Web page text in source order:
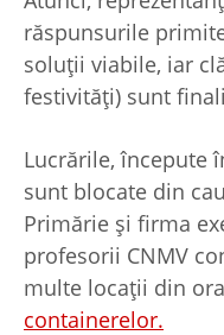
răspunsurile
soluții viabile, iar
festivități) sunt
Lucrările, începute
sunt blocate din
Primărie și firma
profesorii CNMV
multe locații din
containerelor.